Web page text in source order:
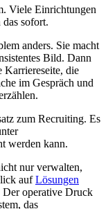
Viele Einrichtungen
sofort.
anders. Sie macht
Bild. Dann
Karriereseite, die
im Gespräch und
zum Recruiting. Es
werden kann.
nur verwalten,
aufLösungen
operative Druck
das